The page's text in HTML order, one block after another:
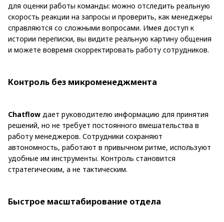
для оценки работы команды: можно отследить реальную
скорость реакции на запросы и проверить, как менеджеры
справляются со сложными вопросами. Имея доступ к
истории переписки, вы видите реальную картину общения
и можете вовремя скорректировать работу сотрудников.
Контроль без микроменеджмента
Chatflow дает руководителю информацию для принятия
решений, но не требует постоянного вмешательства в
работу менеджеров. Сотрудники сохраняют
автономность, работают в привычном ритме, используют
удобные им инструменты. Контроль становится
стратегическим, а не тактическим.
Быстрое масштабирование отдела